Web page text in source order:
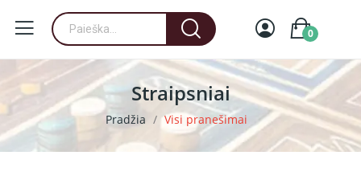
0
Straipsniai
Pradžia Visi pranešimai